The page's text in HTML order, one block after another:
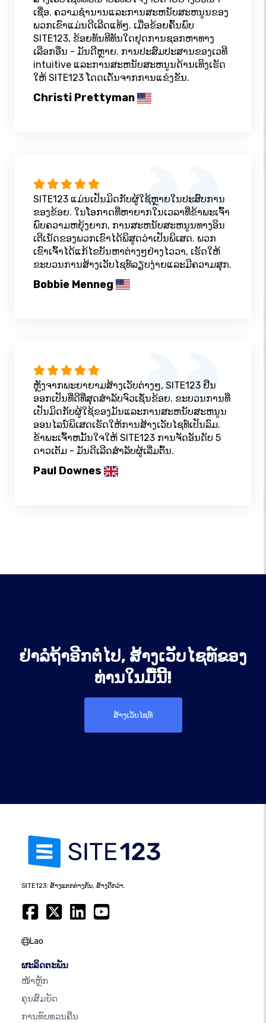
ເຊື່ອ. ຄວາມຊໍານານແລະການສະຫນັບສະຫນູນຂອງ
ພວກເຂົາແມ່ນດີເລີດແທ້ໆ. ເມື່ອຂ້ອຍຄົ້ນພົບ
SITE123, ຂ້ອຍທັນທີທັນໃດຢຸດການຊອກຫາທາງ
ເລືອກອື່ນ - ມັນດີຫຼາຍ. ການປະສົມປະສານຂອງເວທີ
intuitive ແລະການສະຫນັບສະຫນູນດ້ານເທິງເຮັດ
ໃຫ້ SITE123 ໂດດເດັ່ນຈາກການແຂ່ງຂັນ.
Christi Prettyman
SITE123 ແມ່ນເປັນມິດກັບຜູ້ໃຊ້ຫຼາຍໃນປະສົບການ
ຂອງຂ້ອຍ. ໃນໂອກາດທີ່ຫາຍາກໃນເວລາທີ່ຂ້າພະເຈົ້າ
ພົບຄວາມຫຍຸ້ງຍາກ, ການສະຫນັບສະຫນູນທາງອິນ
ເຕີເນັດຂອງພວກເຂົາໄດ້ພິສູດວ່າເປັນພິເສດ. ພວກ
ເຂົາເຈົ້າໄດ້ແກ້ໄຂບັນຫາຕ່າງໆຢ່າງໄວວາ, ເຮັດໃຫ້
ຂະບວນການສ້າງເວັບໄຊທ໌ລຽບງ່າຍແລະມີຄວາມສຸກ.
Bobbie Menneg
ຫຼັງຈາກພະຍາຍາມສ້າງເວັບຕ່າງໆ, SITE123 ຢືນ
ອອກເປັນທີ່ດີທີ່ສຸດສໍາລັບຈົວເຊັ່ນຂ້ອຍ. ຂະບວນການທີ່
ເປັນມິດກັບຜູ້ໃຊ້ຂອງມັນແລະການສະຫນັບສະຫນູນ
ອອນໄລນ໌ພິເສດເຮັດໃຫ້ການສ້າງເວັບໄຊທ໌ເປັນລົມ.
ຂ້າພະເຈົ້າຫມັ້ນໃຈໃຫ້ SITE123 ການຈັດອັນດັບ 5
ດາວເຕັມ - ມັນດີເລີດສໍາລັບຜູ້ເລີ່ມຕົ້ນ.
Paul Downes
ຢ່າລໍຖ້າອີກຕໍ່ໄປ, ສ້າງເວັບໄຊທ໌ຂອງ
ທ່ານໃນມື້ນີ້!
ສ້າງເວັບໄຊທ໌
SITE123: ສ້າງແຕກຕ່າງກັນ, ສ້າງດີກວ່າ.
Lao
ຜະລິດຕະພັນ
ໜ້າຫຼັກ
ຄຸນສົມບັດ
ການທົບທວນຄືນ